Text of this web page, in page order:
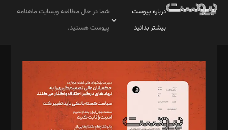
درباره پیوست
بیشتر بدانید
شما در حال مطالعه وبسایت ماهنامه
پیوست هستید.
مدیر مسئول: محمدباقر اثنی‌عشری
سردبیر: مهرک محمودی
دبیر تحریریه: میثم قاسمی
د‌بیر ناداستان: سمانه سمیع
د‌بیر خدمت و تجارت: ابوالفضل رجبی